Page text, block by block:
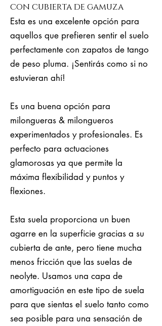
con cubierta de gamuza
Esta es una excelente opción para
aquellos que prefieren sentir el suelo
perfectamente con zapatos de tango
de peso pluma. ¡Sentirás como si no
estuvieran ahí!
Es una buena opción para
milongueras & milongueros
experimentados y profesionales. Es
perfecto para actuaciones
glamorosas ya que permite la
máxima flexibilidad y puntos y
flexiones.
Esta suela proporciona un buen
agarre en la superficie gracias a su
cubierta de ante, pero tiene mucha
menos fricción que las suelas de
neolyte. Usamos una capa de
amortiguación en este tipo de suela
para que sientas el suelo tanto como
sea posible para una sensación de